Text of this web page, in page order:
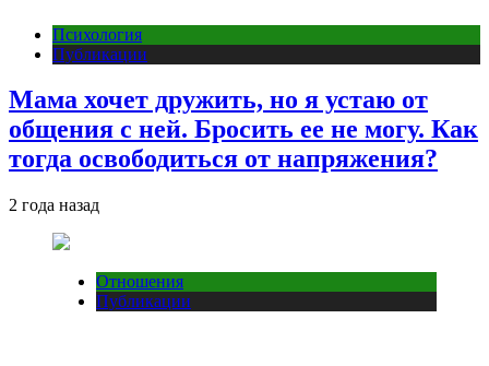
Психология
Публикации
Мама хочет дружить, но я устаю от
общения с ней. Бросить ее не могу. Как
тогда освободиться от напряжения?
2 года назад
Отношения
Публикации